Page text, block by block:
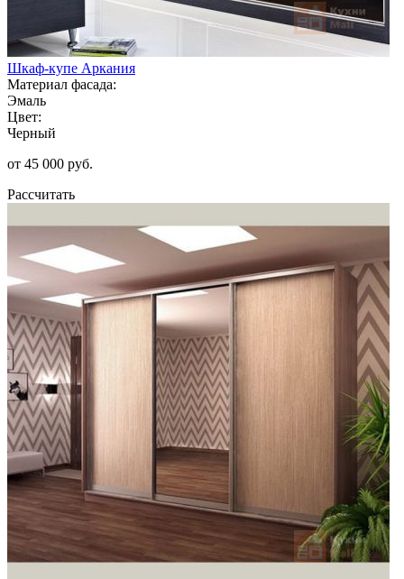
Шкаф-купе Аркания
Материал фасада:
Эмаль
Цвет:
Черный
от 45 000 руб.
Рассчитать